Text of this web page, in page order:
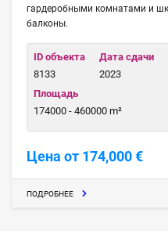
гардеробными комнатами и
балконы.
ID объекта
8133
Дата сдачи
2023
Площадь
174000 - 460000 m²
Цена от 174,000 €
ПОДРОБНЕЕ